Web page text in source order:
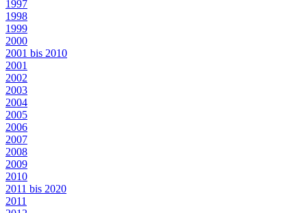
1997
1998
1999
2000
2001 bis 2010
2001
2002
2003
2004
2005
2006
2007
2008
2009
2010
2011 bis 2020
2011